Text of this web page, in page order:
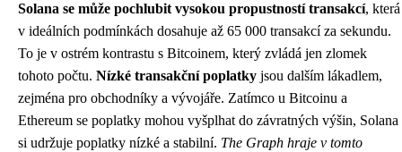
Solana se může pochlubit vysokou propustností transakcí, která
v ideálních podmínkách dosahuje až 65 000 transakcí za sekundu.
To je v ostrém kontrastu s Bitcoinem, který zvládá jen zlomek
tohoto počtu. Nízké transakční poplatky jsou dalším lákadlem,
zejména pro obchodníky a vývojáře. Zatímco u Bitcoinu a
Ethereum se poplatky mohou vyšplhat do závratných výšin, Solana
si udržuje poplatky nízké a stabilní. The Graph hraje v tomto